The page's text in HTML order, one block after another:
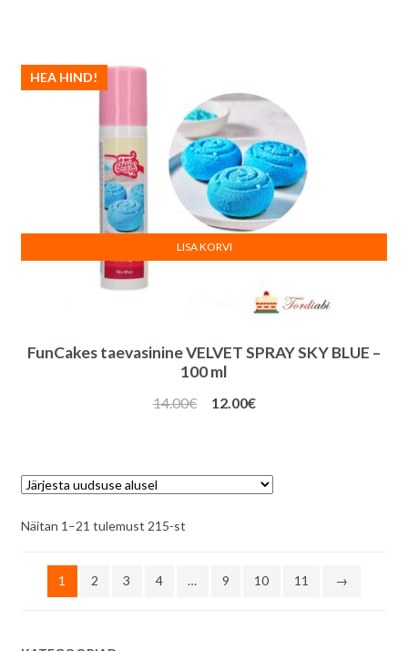
FunCakes taevasinine VELVET SPRAY SKY BLUE –
100 ml
HEA HIND!
14.00€
Algne
12.00€Praegune
LISA KORVI
Näitan 1–21 tulemust 215-stSorditud
1
2 3 4 … 9 10 11 →